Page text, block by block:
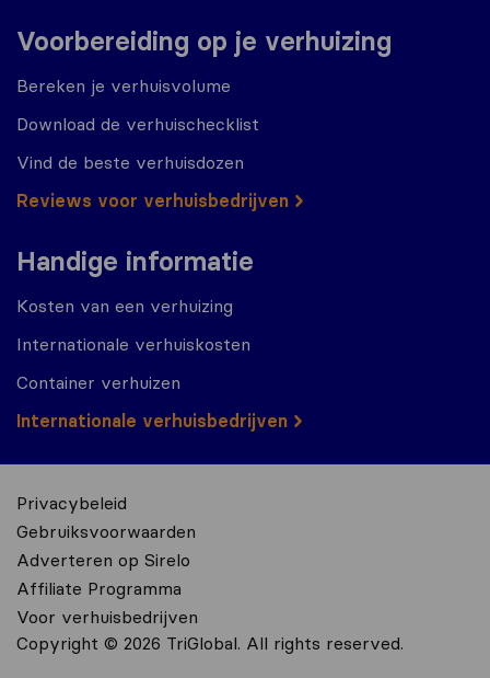
Voorbereiding op je verhuizing
Bereken je verhuisvolume
Download de verhuischecklist
Vind de beste verhuisdozen
Reviews voor verhuisbedrijven
Handige informatie
Kosten van een verhuizing
Internationale verhuiskosten
Container verhuizen
Internationale verhuisbedrijven
Privacybeleid
Gebruiksvoorwaarden
Adverteren op Sirelo
Affiliate Programma
Voor verhuisbedrijven
Copyright © 2026 TriGlobal. All rights reserved.